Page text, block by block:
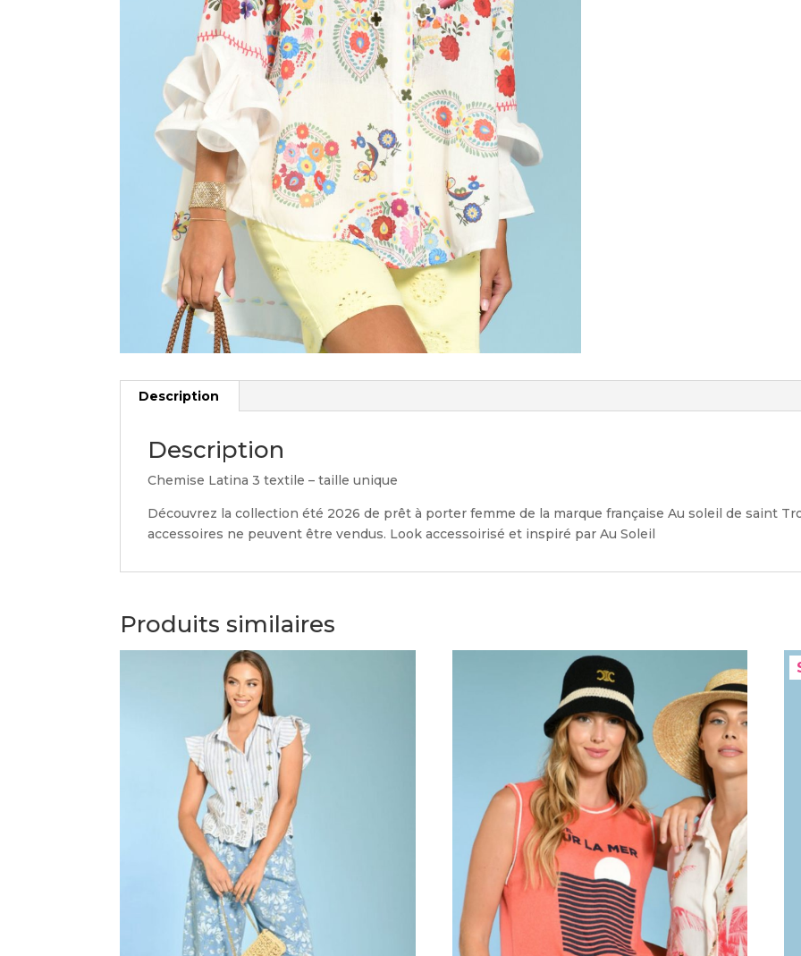
Description
Description
Chemise Latina 3 textile – taille unique
Découvrez la collection été 2026 de prêt à porter femme de la marque française Au soleil de saint
accessoires ne peuvent être vendus. Look accessoirisé et inspiré par Au Soleil
Produits similaires